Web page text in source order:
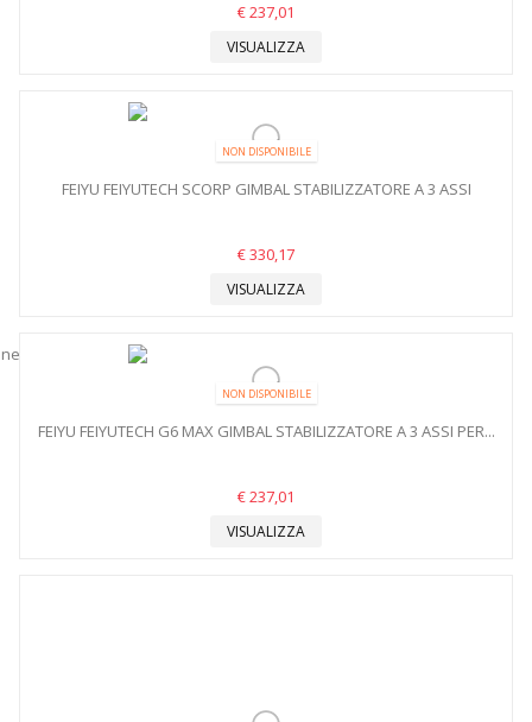
€ 237,01
VISUALIZZA
NON DISPONIBILE
FEIYU FEIYUTECH SCORP GIMBAL STABILIZZATORE A 3 ASSI
€ 330,17
VISUALIZZA
NON DISPONIBILE
FEIYU FEIYUTECH G6 MAX GIMBAL STABILIZZATORE A 3 ASSI PER...
€ 237,01
VISUALIZZA